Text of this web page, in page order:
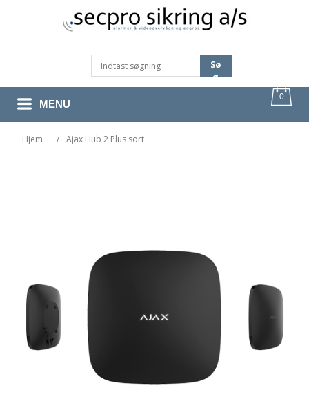
Sø
G
0
MENU
Hjem / Ajax Hub 2 Plus sort